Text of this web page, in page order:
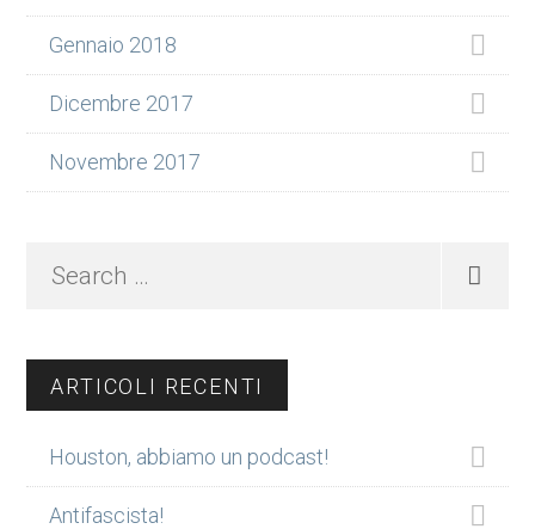
Gennaio 2018
Dicembre 2017
Novembre 2017
ARTICOLI RECENTI
Houston, abbiamo un podcast!
Antifascista!